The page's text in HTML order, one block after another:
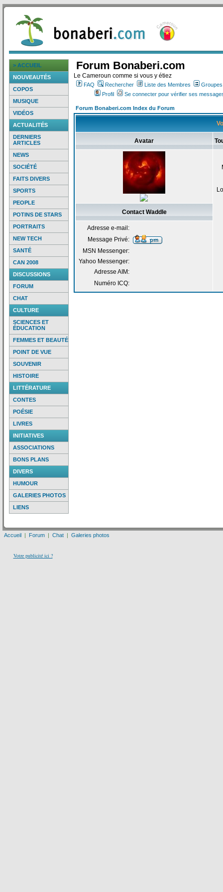
> ACCUEIL
NOUVEAUTÉS
COPOS
MUSIQUE
VIDÉOS
ACTUALITÉS
DERNIERS
ARTICLES
NEWS
SOCIÉTÉ
FAITS DIVERS
SPORTS
PEOPLE
POTINS DE STARS
PORTRAITS
NEW TECH
SANTÉ
CAN 2008
DISCUSSIONS
FORUM
CHAT
CULTURE
SCIENCES ET
ÉDUCATION
FEMMES ET BEAUTÉ
POINT DE VUE
SOUVENIR
HISTOIRE
LITTÉRATURE
CONTES
POÉSIE
LIVRES
INITIATIVES
ASSOCIATIONS
BONS PLANS
DIVERS
HUMOUR
GALERIES PHOTOS
LIENS
Forum Bonaberi.com
Le Cameroun comme si vous y étiez
FAQ Rechercher Liste des Membres
Profil
Se connecter pour vérifier ses
Forum Bonaberi.com Index du Forum
Avatar
Contact Waddle
Adresse e-mail:
Message Privé:
MSN Messenger:
Yahoo Messenger:
Adresse AIM:
Numéro ICQ:
Accueil | Forum | Chat | Galeries photos
Votre publicité ici ?